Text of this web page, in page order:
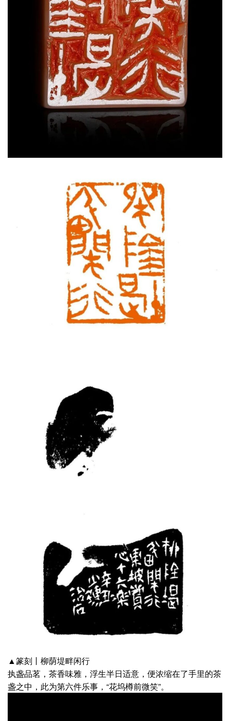
▲篆刻丨柳荫堤畔闲行
执盏品茗，茶香味雅，浮生半日适意，便浓缩在了手里的茶
盏之中，此为第六件乐事，“花坞樽前微笑”。